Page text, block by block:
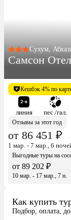
Сухум,
Самсон
Кешбэк 4% по
линия пес./гал.
Отзывы за этот год
от 86 451 ₽
1 мар. - 7 мар., 6
Выгодные туры на
от 89 202 ₽
10 мар. - 17 мар., 7 н.
Как купить
Подбор, оплата,